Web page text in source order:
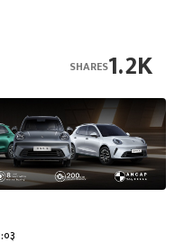
1.2K
SHARES